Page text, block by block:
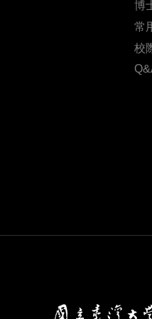
博
常
校